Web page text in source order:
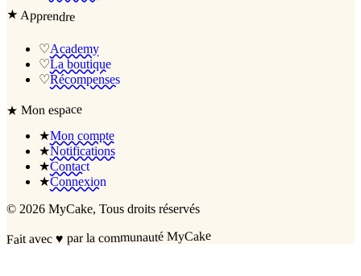
★Apprendre
♡Academy
♡La boutique
♡Récompenses
★Mon espace
★Mon compte
★Notifications
★Contact
★Connexion
© 2026 MyCake, Tous droits réservés
Fait avec♥ par la communauté MyCake